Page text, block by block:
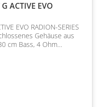
ACTIVE EVO
EVO RADION-SERIES
Gehäuse aus
cm Bass, 4 Ohm